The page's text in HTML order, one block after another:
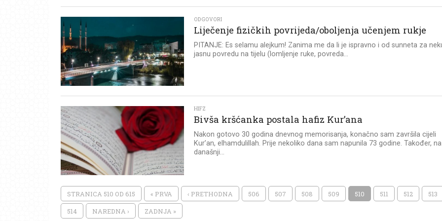
ODGOVORI
Liječenje fizičkih povrijeda/oboljenja učenjem rukje
PITANJE: Es selamu alejkum! Zanima me da li je ispravno i od sunneta za
jasnu povredu na tijelu (lomljenje ruke, povreda...
HIFZ
Bivša kršćanka postala hafiz Kur’ana
Nakon gotovo 30 godina dnevnog memorisanja, konačno sam završila cijeli
Kur’an, elhamdulillah. Prije nekoliko dana sam napunila 73 godine. Također, na
današnji...
STRANICA 510 OD 615 « PRVA ‹ PRETHODNA 506 507 508 509 510 511 512 513
514 NAREDNA › ZADNJA »